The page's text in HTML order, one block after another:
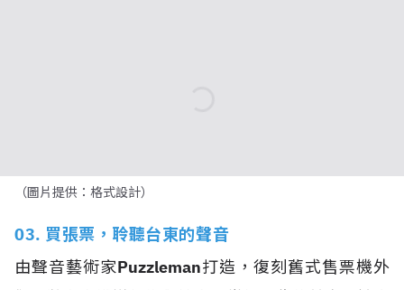
（圖片提供：格式設計）
03. 買張票，聆聽台東的聲音
由聲音藝術家Puzzleman打造，復刻舊式售票機外